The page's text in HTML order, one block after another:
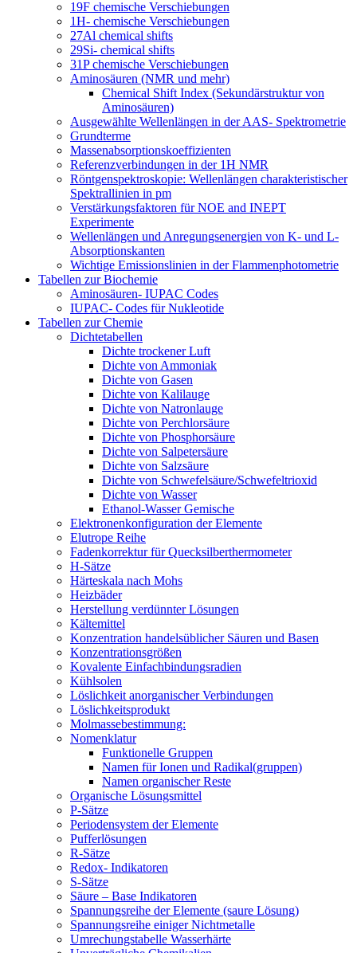
19F chemische Verschiebungen
1H- chemische Verschiebungen
27Al chemical shifts
29Si- chemical shifts
31P chemische Verschiebungen
Aminosäuren (NMR und mehr)
Chemical Shift Index (Sekundärstruktur von
Aminosäuren)
Ausgewählte Wellenlängen in der AAS- Spektrometrie
Grundterme
Massenabsorptionskoeffizienten
Referenzverbindungen in der 1H NMR
Röntgenspektroskopie: Wellenlängen charakteristischer
Spektrallinien in pm
Verstärkungsfaktoren für NOE and INEPT
Experimente
Wellenlängen und Anregungsenergien von K- und L-
Absorptionskanten
Wichtige Emissionslinien in der Flammenphotometrie
Tabellen zur Biochemie
Aminosäuren- IUPAC Codes
IUPAC- Codes für Nukleotide
Tabellen zur Chemie
Dichtetabellen
Dichte trockener Luft
Dichte von Ammoniak
Dichte von Gasen
Dichte von Kalilauge
Dichte von Natronlauge
Dichte von Perchlorsäure
Dichte von Phosphorsäure
Dichte von Salpetersäure
Dichte von Salzsäure
Dichte von Schwefelsäure/Schwefeltrioxid
Dichte von Wasser
Ethanol-Wasser Gemische
Elektronenkonfiguration der Elemente
Elutrope Reihe
Fadenkorrektur für Quecksilberthermometer
H-Sätze
Härteskala nach Mohs
Heizbäder
Herstellung verdünnter Lösungen
Kältemittel
Konzentration handelsüblicher Säuren und Basen
Konzentrationsgrößen
Kovalente Einfachbindungsradien
Kühlsolen
Löslichkeit anorganischer Verbindungen
Löslichkeitsprodukt
Molmassebestimmung:
Nomenklatur
Funktionelle Gruppen
Namen für Ionen und Radikal(gruppen)
Namen organischer Reste
Organische Lösungsmittel
P-Sätze
Periodensystem der Elemente
Pufferlösungen
R-Sätze
Redox- Indikatoren
S-Sätze
Säure – Base Indikatoren
Spannungsreihe der Elemente (saure Lösung)
Spannungsreihe einiger Nichtmetalle
Umrechungstabelle Wasserhärte